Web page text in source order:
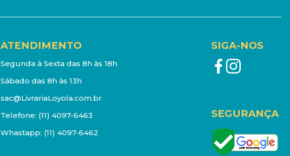
ATENDIMENTO
Segunda à Sexta das 8h às 18h
Sábado das 8h às 13h
sac@LivrariaLoyola.com.br
Telefone: (11) 4097-6463
Whastapp: (11) 4097-6462
SIGA-NOS
SEGURANÇA